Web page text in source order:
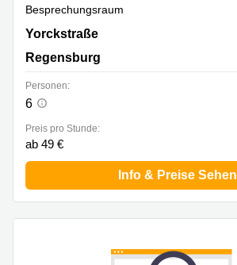
Besprechungsraum
Yorckstraße 22, Regensburg
Yorckstraße
Regensburg
Personen:
6
Preis pro Stunde:
ab 49 €
Info & Preise Sehen